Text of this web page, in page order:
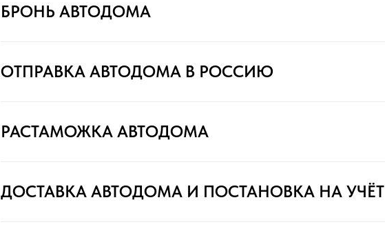
БРОНЬ АВТОДОМА
ОТПРАВКА АВТОДОМА В РОССИЮ
РАСТАМОЖКА АВТОДОМА
ДОСТАВКА АВТОДОМА И ПОСТАНОВКА НА УЧЁТ